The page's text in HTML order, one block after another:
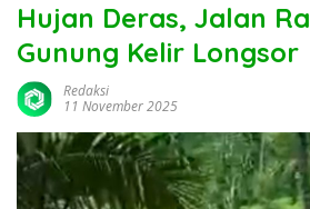
Hujan Deras, Jalan
Gunung Kelir Longsor
Redaksi
11 November 2025